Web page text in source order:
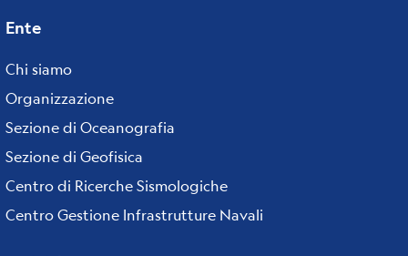
Footer
menu
Ente
Chi siamo
Organizzazione
Sezione di Oceanografia
Sezione di Geofisica
Centro di Ricerche Sismologiche
Centro Gestione Infrastrutture Navali